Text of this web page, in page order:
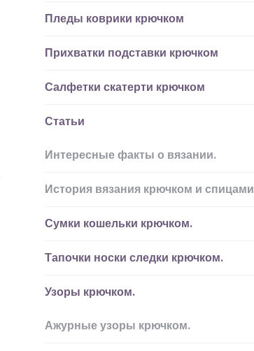
Пледы коврики крючком
Прихватки подставки крючком
Салфетки скатерти крючком
Статьи
Интересные факты о вязании.
История вязания крючком и спицами
Сумки кошельки крючком.
Тапочки носки следки крючком.
Узоры крючком.
Ажурные узоры крючком.